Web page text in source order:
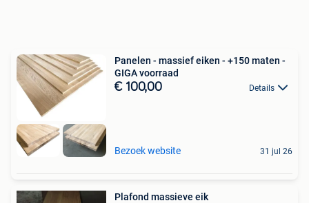
Panelen - massief eiken - +150 maten -
GIGA voorraad
€ 100,00 Details
Bezoek website 31 jul 26
Plafond massieve eik